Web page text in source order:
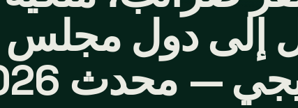
إلى دول مجلس
— محدث 2026